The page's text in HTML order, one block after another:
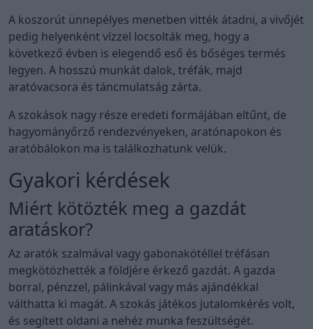
A koszorút ünnepélyes menetben vitték átadni, a vivőjét
pedig helyenként vízzel locsolták meg, hogy a
következő évben is elegendő eső és bőséges termés
legyen. A hosszú munkát dalok, tréfák, majd
aratóvacsora és táncmulatság zárta.
A szokások nagy része eredeti formájában eltűnt, de
hagyományőrző rendezvényeken, aratónapokon és
aratóbálokon ma is találkozhatunk velük.
Gyakori kérdések
Miért kötözték meg a gazdát
aratáskor?
Az aratók szalmával vagy gabonakötéllel tréfásan
megkötözhették a földjére érkező gazdát. A gazda
borral, pénzzel, pálinkával vagy más ajándékkal
válthatta ki magát. A szokás játékos jutalomkérés volt,
és segített oldani a nehéz munka feszültségét.